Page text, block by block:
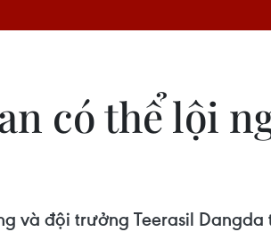
có thể lội
và đội trưởng Teerasil